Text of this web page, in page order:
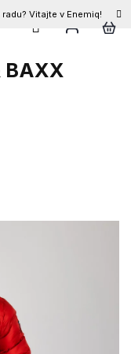
Vitajte v Enemiq!
BAXX